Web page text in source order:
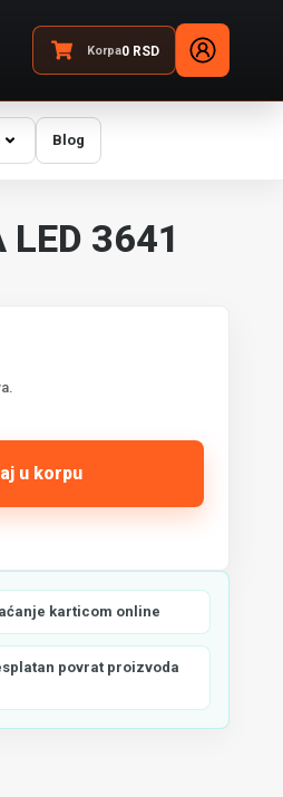
Korpa0RSD
Blog
LED 3641
u korpu
karticom online
povrat proizvoda